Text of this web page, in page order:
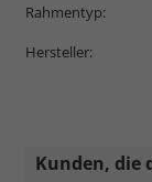
Rahmentyp:
Hersteller:
Kunden, die